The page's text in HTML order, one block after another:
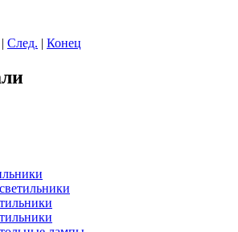
| След. | Конец